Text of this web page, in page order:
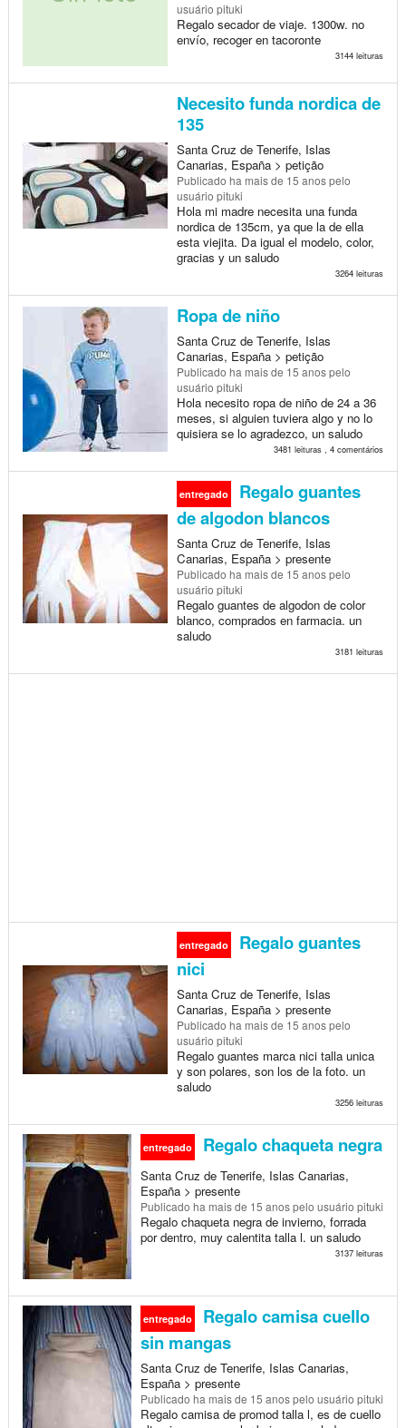
usuário pituki
Regalo secador de viaje. 1300w. no
envío, recoger en tacoronte
3144 leituras
Necesito funda nordica de
135
Santa Cruz de Tenerife, Islas
Canarias, España > petição
Publicado ha mais de 15 anospelo
usuário pituki
Hola mi madre necesita una funda
nordica de 135cm, ya que la de ella
esta viejita. Da igual el modelo, color,
gracias y un saludo
3264 leituras
Ropa de niño
Santa Cruz de Tenerife, Islas
Canarias, España > petição
Publicado ha mais de 15 anospelo
usuário pituki
Hola necesito ropa de niño de 24 a 36
meses, si alguien tuviera algo y no lo
quisiera se lo agradezco, un saludo
3481 leituras , 4 comentários
entregado
Regalo guantes
de algodon blancos
Santa Cruz de Tenerife, Islas
Canarias, España > presente
Publicado ha mais de 15 anospelo
usuário pituki
Regalo guantes de algodon de color
blanco, comprados en farmacia. un
saludo
3181 leituras
entregado
Regalo guantes
nici
Santa Cruz de Tenerife, Islas
Canarias, España > presente
Publicado ha mais de 15 anospelo
usuário pituki
Regalo guantes marca nici talla unica
y son polares, son los de la foto. un
saludo
3256 leituras
entregado Regalo chaqueta negra
Santa Cruz de Tenerife, Islas Canarias,
España > presente
Publicado ha mais de 15 anospelo usuário pituki
Regalo chaqueta negra de invierno, forrada
por dentro, muy calentita talla l. un saludo
3137 leituras
entregado
Regalo camisa cuello
sin mangas
Santa Cruz de Tenerife, Islas Canarias,
España > presente
Publicado ha mais de 15 anospelo usuário pituki
Regalo camisa de promod talla l, es de cuello